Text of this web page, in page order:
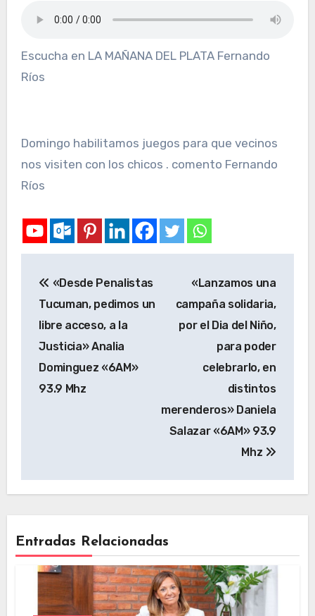
Escucha en LA MAÑANA DEL PLATA Fernando
Ríos
Domingo habilitamos juegos para que vecinos
nos visiten con los chicos . comento Fernando
Ríos
«Desde Penalistas
Tucuman, pedimos un
libre acceso, a la
Justicia» Analia
Dominguez «6AM»
93.9 Mhz
«Lanzamos una
campaña solidaria,
por el Dia del Niño,
para poder
celebrarlo, en
distintos
merenderos» Daniela
Salazar «6AM» 93.9
Mhz
Entradas Relacionadas